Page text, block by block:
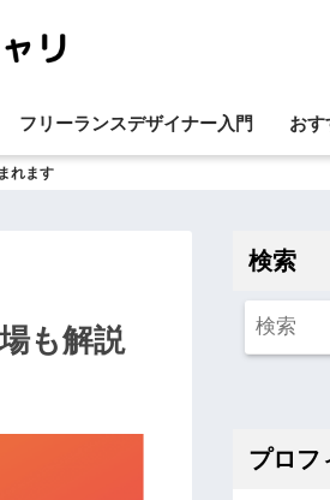
フリーランスデザイナー入門 おす
れます
も解説
検索
プロフ